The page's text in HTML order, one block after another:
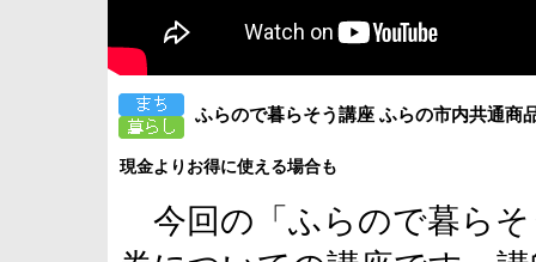
ふらので暮らそう講座 ふらの市内共通商
現金よりお得に使える場合も
今回の「ふらので暮らそ